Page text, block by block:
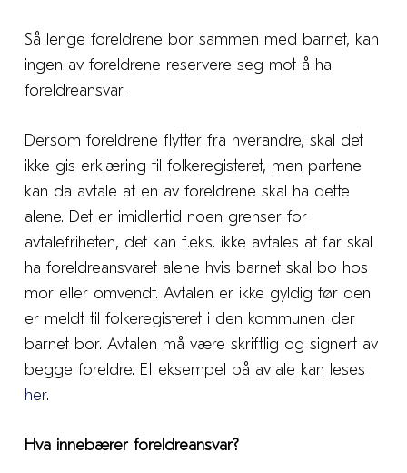
Så lenge foreldrene bor sammen med barnet, kan
ingen av foreldrene reservere seg mot å ha
foreldreansvar.
Dersom foreldrene flytter fra hverandre, skal det
ikke gis erklæring til folkeregisteret, men partene
kan da avtale at en av foreldrene skal ha dette
alene. Det er imidlertid noen grenser for
avtalefriheten, det kan f.eks. ikke avtales at far skal
ha foreldreansvaret alene hvis barnet skal bo hos
mor eller omvendt. Avtalen er ikke gyldig før den
er meldt til folkeregisteret i den kommunen der
barnet bor. Avtalen må være skriftlig og signert av
begge foreldre. Et eksempel på avtale kan leses
her.
Hva innebærer foreldreansvar?